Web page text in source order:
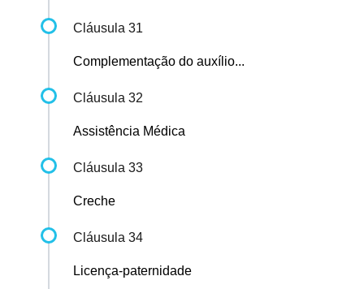
Cláusula 31
Complementação do auxílio...
Cláusula 32
Assistência Médica
Cláusula 33
Creche
Cláusula 34
Licença-paternidade